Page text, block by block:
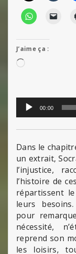
J’aime ça :
Lecteur
audio
00:00
Dans le
un extrait,
l’injustice,
l’histoire de
répartissent
leurs
pour
nécessité,
reprend son
les loisirs,